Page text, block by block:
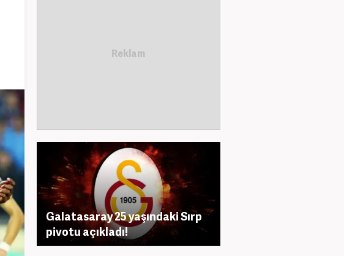
Galatasaray 25 yaşındaki Sırp
pivotu açıkladı!